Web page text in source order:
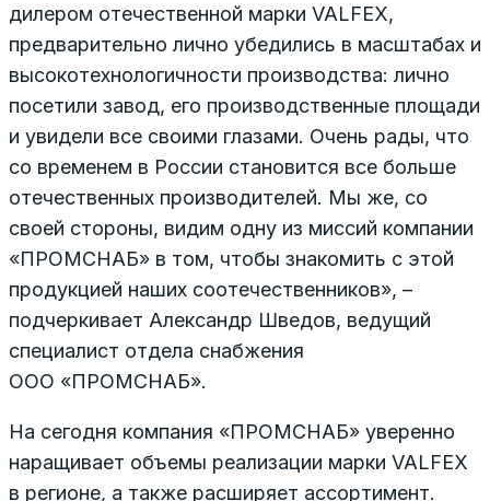
дилером отечественной марки VALFEX,
предварительно лично убедились в масштабах и
высокотехнологичности производства: лично
посетили завод, его производственные площади
и увидели все своими глазами. Очень рады, что
со временем в России становится все больше
отечественных производителей. Мы же, со
своей стороны, видим одну из миссий компании
«ПРОМСНАБ» в том, чтобы знакомить с этой
продукцией наших соотечественников», –
подчеркивает Александр Шведов, ведущий
специалист отдела снабжения
ООО «ПРОМСНАБ».
На сегодня компания «ПРОМСНАБ» уверенно
наращивает объемы реализации марки VALFEX
в регионе, а также расширяет ассортимент.